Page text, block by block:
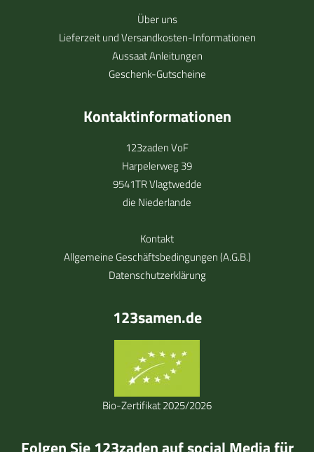
Über uns
Lieferzeit und Versandkosten-Informationen
Aussaat Anleitungen
Geschenk-Gutscheine
Kontaktinformationen
123zaden VoF
Harpelerweg 39
9541TR Vlagtwedde
die Niederlande
Kontakt
Allgemeine Geschäftsbedingungen (A.G.B.)
Datenschutzerklärung
123samen.de
Bio-Zertifikat 2025/2026